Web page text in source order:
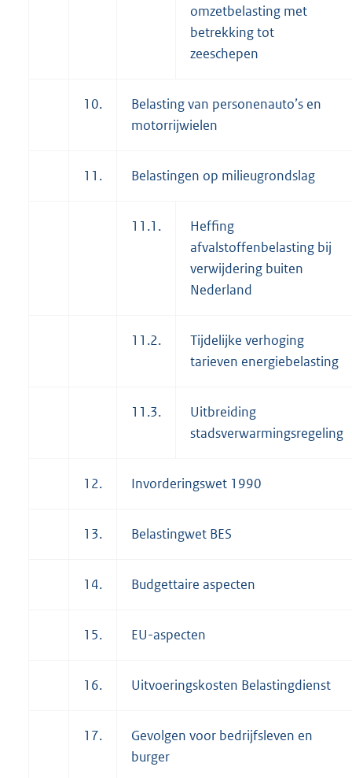
omzetbelasting met
betrekking tot
zeeschepen
10.
Belasting van personenauto’s en
motorrijwielen
11. Belastingen op milieugrondslag
11.1.
Heffing
afvalstoffenbelasting bij
verwijdering buiten
Nederland
11.2.
Tijdelijke verhoging
tarieven energiebelasting
11.3.
Uitbreiding
stadsverwarmingsregeling
12. Invorderingswet 1990
13. Belastingwet BES
14. Budgettaire aspecten
15. EU-aspecten
16. Uitvoeringskosten Belastingdienst
17.
Gevolgen voor bedrijfsleven en
burger